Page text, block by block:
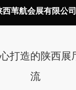
西苇航会展有限公司
打造的陕西展
流